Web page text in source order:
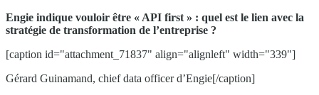
Engie indique vouloir être « API first » : quel est le lien avec la
stratégie de transformation de l’entreprise ?
[caption id="attachment_71837" align="alignleft" width="339"]
Gérard Guinamand, chief data officer d’Engie[/caption]